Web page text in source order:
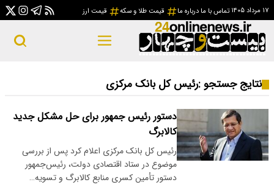
۱۷ مرداد ۱۴۰۵ تماس با ما درباره ما قیمت طلا و سکه قیمت ارز
نتایج جستجو :رئیس کل بانک مرکزی
دستور رئیس جمهور برای حل مشکل جدید
کالابرگ
رئیس کل بانک مرکزی اعلام کرد پس از بررسی
موضوع در ستاد اقتصادی دولت، رئیس‌جمهور
دستور تأمین کسری منابع کالابرگ و تسویه…